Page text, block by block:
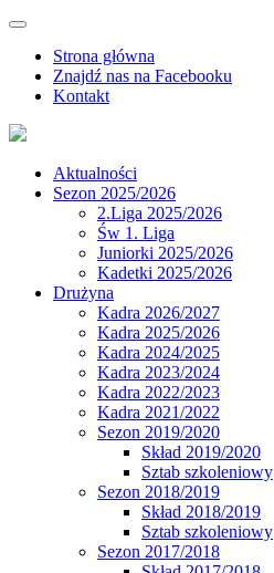
Strona główna
Znajdź nas na Facebooku
Kontakt
Aktualności
Sezon 2025/2026
2.Liga 2025/2026
Św 1. Liga
Juniorki 2025/2026
Kadetki 2025/2026
Drużyna
Kadra 2026/2027
Kadra 2025/2026
Kadra 2024/2025
Kadra 2023/2024
Kadra 2022/2023
Kadra 2021/2022
Sezon 2019/2020
Skład 2019/2020
Sztab szkoleniowy
Sezon 2018/2019
Skład 2018/2019
Sztab szkoleniowy
Sezon 2017/2018